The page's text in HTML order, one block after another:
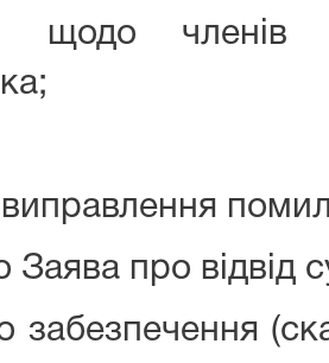
щодо членів
про відвід
забезпечення